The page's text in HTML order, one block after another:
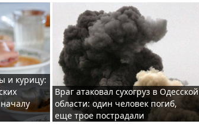
и курицу:
Враг атаковал сухогруз в Одесской
области: один человек погиб,
еще трое пострадали